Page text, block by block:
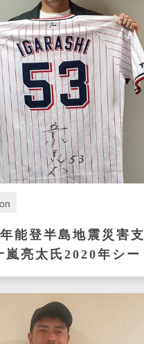
能登半島地震災害支
亮太氏2020年シー
ヤクルトスワローズ
着用サイン入りユニ